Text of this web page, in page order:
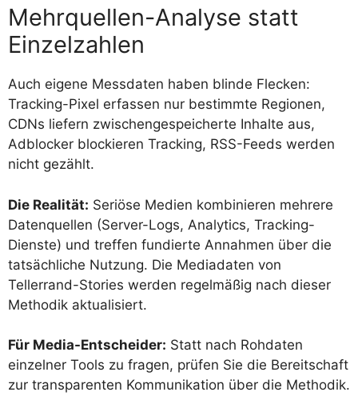
Mehrquellen-Analyse statt
Einzelzahlen
Auch eigene Messdaten haben blinde Flecken:
Tracking-Pixel erfassen nur bestimmte Regionen,
CDNs liefern zwischengespeicherte Inhalte aus,
Adblocker blockieren Tracking, RSS-Feeds werden
nicht gezählt.
Die Realität: Seriöse Medien kombinieren mehrere
Datenquellen (Server-Logs, Analytics, Tracking-
Dienste) und treffen fundierte Annahmen über die
tatsächliche Nutzung. Die Mediadaten von
Tellerrand-Stories werden regelmäßig nach dieser
Methodik aktualisiert.
Für Media-Entscheider: Statt nach Rohdaten
einzelner Tools zu fragen, prüfen Sie die Bereitschaft
zur transparenten Kommunikation über die Methodik.